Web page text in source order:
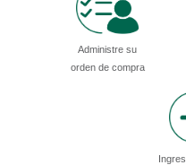
Administre su
orden de compra